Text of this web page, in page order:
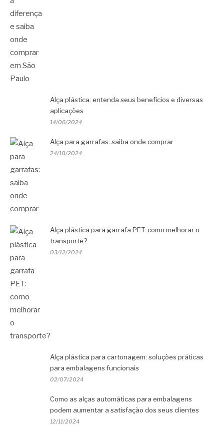
Alça plástica: entenda seus benefícios e diversas
aplicações
14/06/2024
Alça para garrafas: saiba onde comprar
24/10/2024
Alça plástica para garrafa PET: como melhorar o
transporte?
03/12/2024
Alça plástica para cartonagem: soluções práticas
para embalagens funcionais
02/07/2024
Como as alças automáticas para embalagens
podem aumentar a satisfação dos seus clientes
12/11/2024